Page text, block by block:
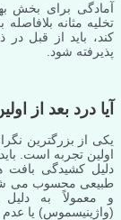
آمادگی برای بخش
تخلیه مثانه
کند، باید از قبل
پذیرفته شود.
آیا درد بعد از
یکی از بزرگترین
اولین تجربه است.
دلیل کشیدگی بافت
طبیعی محسوب می
و معمولاً به
(واژینیسموس) یا